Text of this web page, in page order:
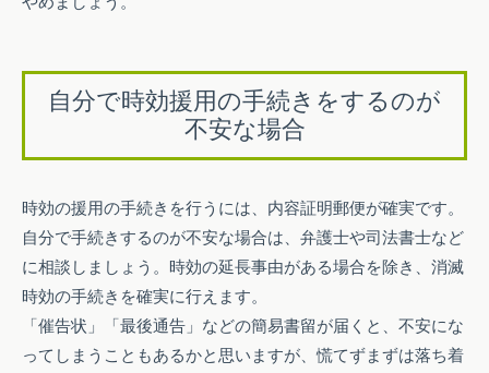
自分で時効援用の手続きをするのが
不安な場合
時効の援用の手続きを行うには、内容証明郵便が確実です。
自分で手続きするのが不安な場合は、弁護士や司法書士など
に相談しましょう。時効の延長事由がある場合を除き、消滅
時効の手続きを確実に行えます。
「催告状」「最後通告」などの簡易書留が届くと、不安にな
ってしまうこともあるかと思いますが、慌てずまずは落ち着